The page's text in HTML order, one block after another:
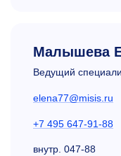
Малышева
Ведущий
elena77@misis.ru
+7 495 647-91-88
внутр. 047-88